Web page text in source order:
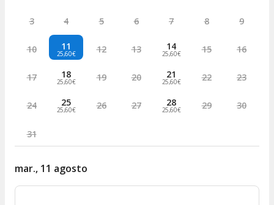
3 4 5 6 7 8 9
10 11
25,60€ 12 13 14
25,60€ 15 16
17 18
25,60€ 19 20 21
25,60€ 22 23
24 25
25,60€ 26 27 28
25,60€ 29 30
31
mar., 11 agosto